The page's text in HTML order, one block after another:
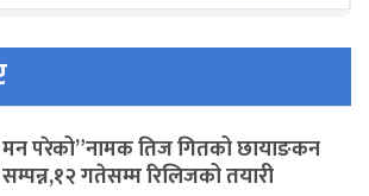
मन परेको”नामक तिज गितको छायाङकन
सम्पन्न,१२ गतेसम्म रिलिजको तयारी